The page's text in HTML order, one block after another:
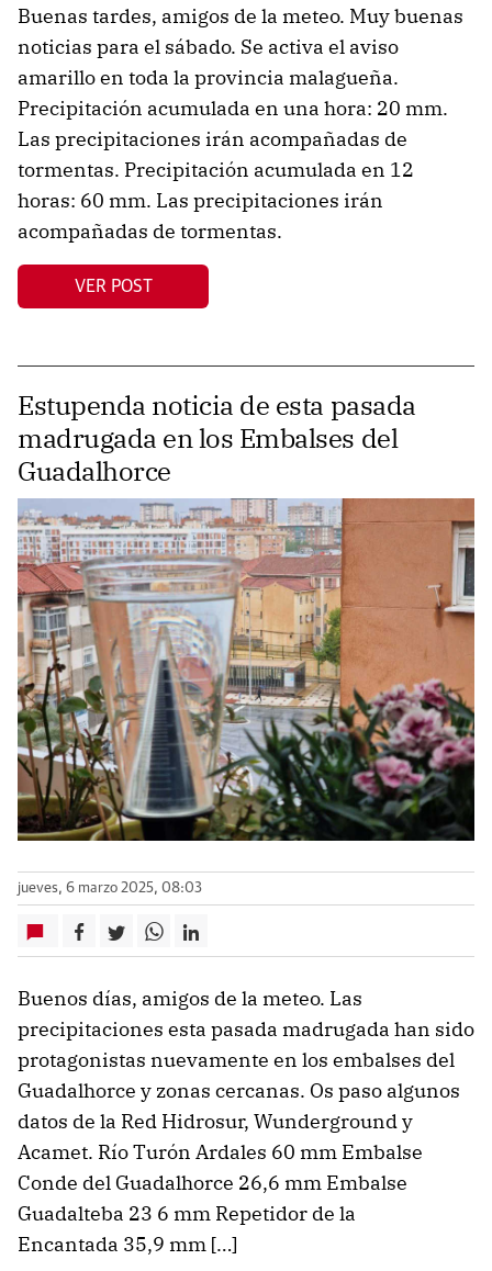
Buenas tardes, amigos de la meteo. Muy buenas
noticias para el sábado. Se activa el aviso
amarillo en toda la provincia malagueña.
Precipitación acumulada en una hora: 20 mm.
Las precipitaciones irán acompañadas de
tormentas. Precipitación acumulada en 12
horas: 60 mm. Las precipitaciones irán
acompañadas de tormentas.
VER POST
Estupenda noticia de esta pasada
madrugada en los Embalses del
Guadalhorce
jueves, 6 marzo 2025, 08:03
Buenos días, amigos de la meteo. Las
precipitaciones esta pasada madrugada han sido
protagonistas nuevamente en los embalses del
Guadalhorce y zonas cercanas. Os paso algunos
datos de la Red Hidrosur, Wunderground y
Acamet. Río Turón Ardales 60 mm Embalse
Conde del Guadalhorce 26,6 mm Embalse
Guadalteba 23 6 mm Repetidor de la
Encantada 35,9 mm […]